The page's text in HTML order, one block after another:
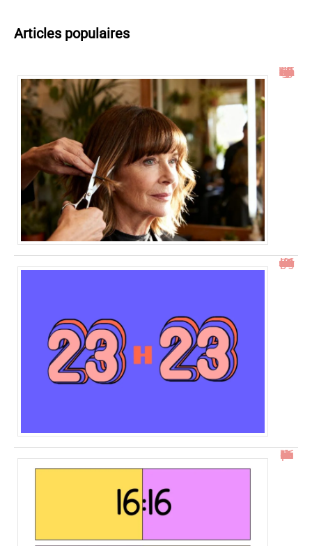
Articles populaires
Idées de coupe cheveux mi long dégradé effilé avec frange à 60 ans
23h23 signification : découvrez son impact et ses messages
16h16 : comprendre l’heure miroir